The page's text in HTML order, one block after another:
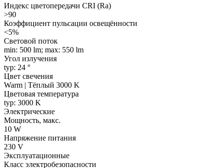
Индекс цветопередачи CRI (Ra)
>90
Коэффициент пульсации освещённости
<5%
Световой поток
min: 500 lm; max: 550 lm
Угол излучения
typ: 24 °
Цвет свечения
Warm | Тёплый 3000 K
Цветовая температура
typ: 3000 K
Электрические
Мощность, макс.
10 W
Напряжение питания
230 V
Эксплуатационные
Класс электробезопасности